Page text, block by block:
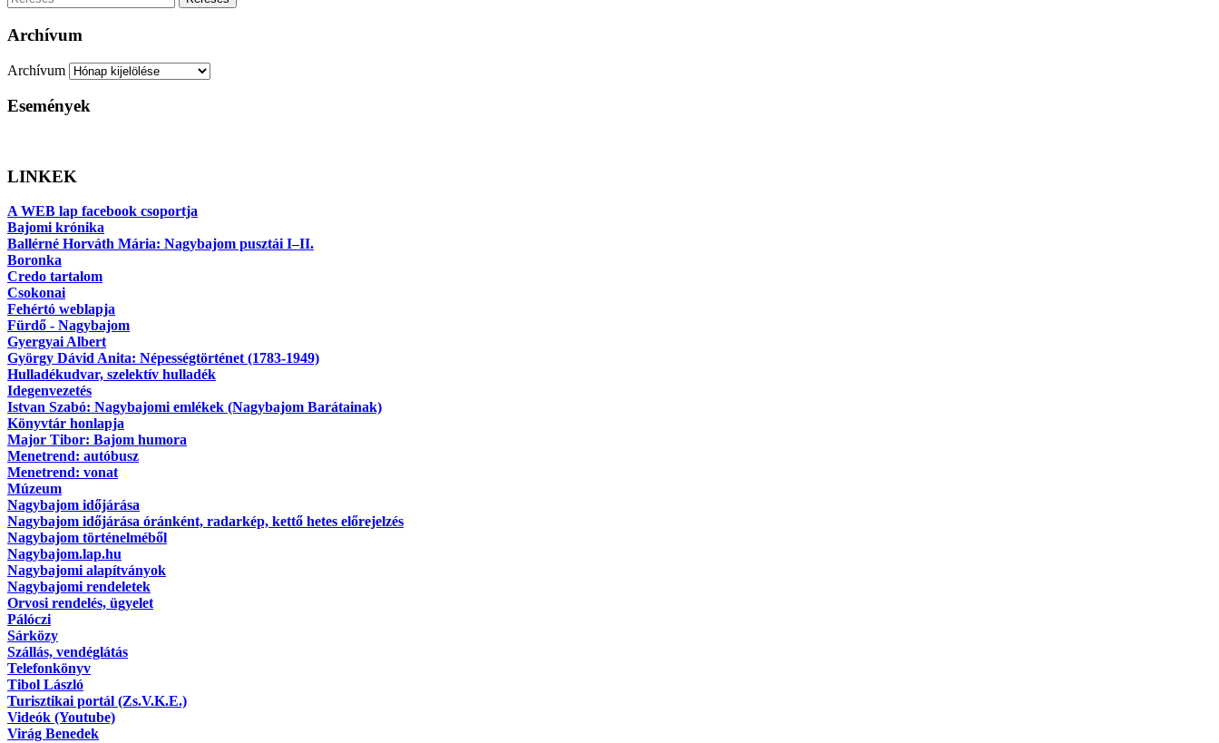
Archívum
Archívum
Események
LINKEK
A WEB lap facebook csoportja
Bajomi krónika
Ballérné Horváth Mária: Nagybajom pusztái I–II.
Boronka
Credo tartalom
Csokonai
Fehértó weblapja
Fürdő - Nagybajom
Gyergyai Albert
György Dávid Anita: Népességtörténet (1783-1949)
Hulladékudvar, szelektív hulladék
Idegenvezetés
Istvan Szabó: Nagybajomi emlékek (Nagybajom Barátainak)
Könyvtár honlapja
Major Tibor: Bajom humora
Menetrend: autóbusz
Menetrend: vonat
Múzeum
Nagybajom időjárása
Nagybajom időjárása óránként, radarkép, kettő hetes előrejelzés
Nagybajom történelméből
Nagybajom.lap.hu
Nagybajomi alapítványok
Nagybajomi rendeletek
Orvosi rendelés, ügyelet
Pálóczi
Sárközy
Szállás, vendéglátás
Telefonkönyv
Tibol László
Turisztikai portál (Zs.V.K.E.)
Videók (Youtube)
Virág Benedek